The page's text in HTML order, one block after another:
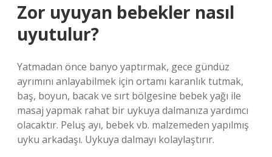
Zor uyuyan bebekler nasıl
uyutulur?
Yatmadan önce banyo yaptırmak, gece gündüz
ayrımını anlayabilmek için ortamı karanlık tutmak,
baş, boyun, bacak ve sırt bölgesine bebek yağı ile
masaj yapmak rahat bir uykuya dalmanıza yardımcı
olacaktır. Peluş ayı, bebek vb. malzemeden yapılmış
uyku arkadaşı. Uykuya dalmayı kolaylaştırır.